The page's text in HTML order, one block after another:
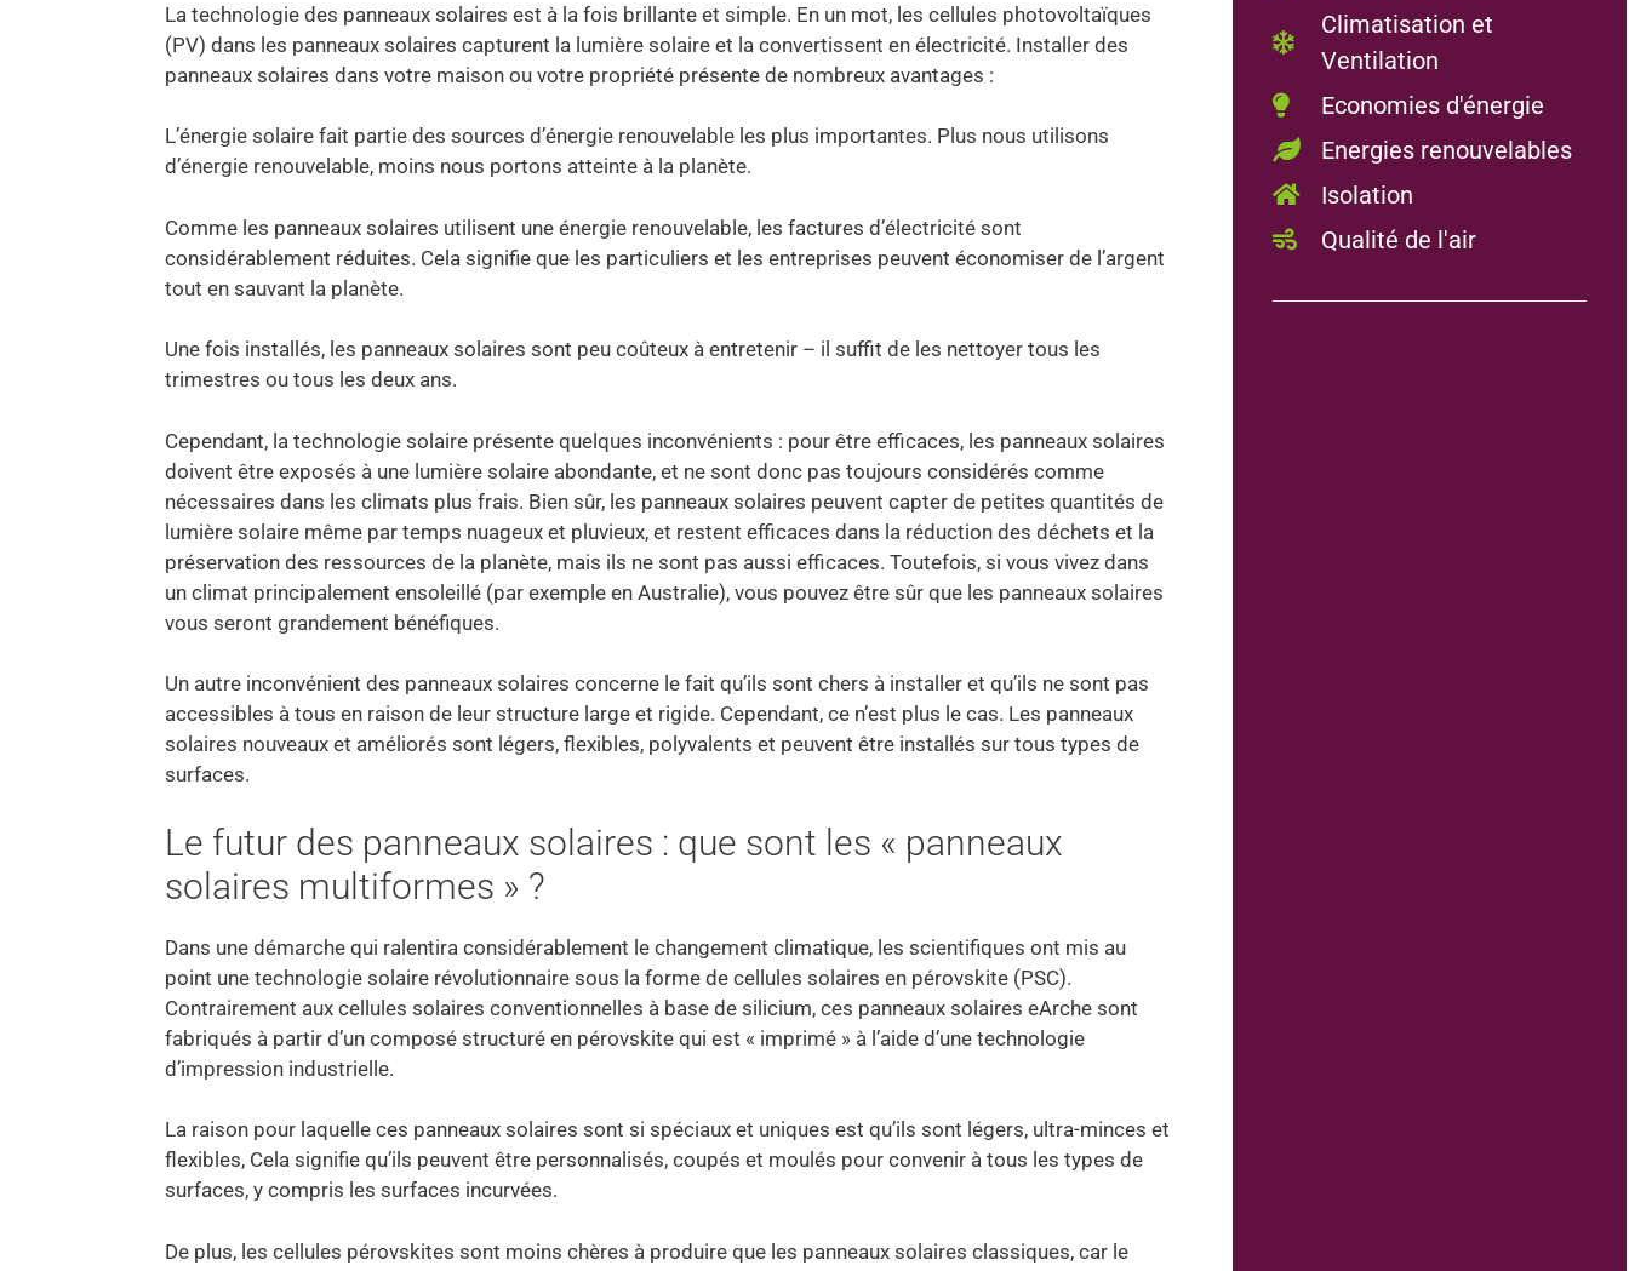
La technologie des panneaux solaires est à la fois brillante et simple. En un mot, les cellules photovoltaïques
(PV) dans les panneaux solaires capturent la lumière solaire et la convertissent en électricité. Installer des
panneaux solaires dans votre maison ou votre propriété présente de nombreux avantages :
L’énergie solaire fait partie des sources d’énergie renouvelable les plus importantes. Plus nous utilisons
d’énergie renouvelable, moins nous portons atteinte à la planète.
Comme les panneaux solaires utilisent une énergie renouvelable, les factures d’électricité sont
considérablement réduites. Cela signifie que les particuliers et les entreprises peuvent économiser de l’argent
tout en sauvant la planète.
Une fois installés, les panneaux solaires sont peu coûteux à entretenir – il suffit de les nettoyer tous les
trimestres ou tous les deux ans.
Cependant, la technologie solaire présente quelques inconvénients : pour être efficaces, les panneaux solaires
doivent être exposés à une lumière solaire abondante, et ne sont donc pas toujours considérés comme
nécessaires dans les climats plus frais. Bien sûr, les panneaux solaires peuvent capter de petites quantités de
lumière solaire même par temps nuageux et pluvieux, et restent efficaces dans la réduction des déchets et la
préservation des ressources de la planète, mais ils ne sont pas aussi efficaces. Toutefois, si vous vivez dans
un climat principalement ensoleillé (par exemple en Australie), vous pouvez être sûr que les panneaux solaires
vous seront grandement bénéfiques.
Un autre inconvénient des panneaux solaires concerne le fait qu’ils sont chers à installer et qu’ils ne sont pas
accessibles à tous en raison de leur structure large et rigide. Cependant, ce n’est plus le cas. Les panneaux
solaires nouveaux et améliorés sont légers, flexibles, polyvalents et peuvent être installés sur tous types de
surfaces.
Le futur des panneaux solaires : que sont les « panneaux
solaires multiformes » ?
Dans une démarche qui ralentira considérablement le changement climatique, les scientifiques ont mis au
point une technologie solaire révolutionnaire sous la forme de cellules solaires en pérovskite (PSC).
Contrairement aux cellules solaires conventionnelles à base de silicium, ces panneaux solaires eArche sont
fabriqués à partir d’un composé structuré en pérovskite qui est « imprimé » à l’aide d’une technologie
d’impression industrielle.
La raison pour laquelle ces panneaux solaires sont si spéciaux et uniques est qu’ils sont légers, ultra-minces et
flexibles, Cela signifie qu’ils peuvent être personnalisés, coupés et moulés pour convenir à tous les types de
surfaces, y compris les surfaces incurvées.
De plus, les cellules pérovskites sont moins chères à produire que les panneaux solaires classiques, car le
Climatisation et
Ventilation
Economies d'énergie
Energies renouvelables
Isolation
Qualité de l'air